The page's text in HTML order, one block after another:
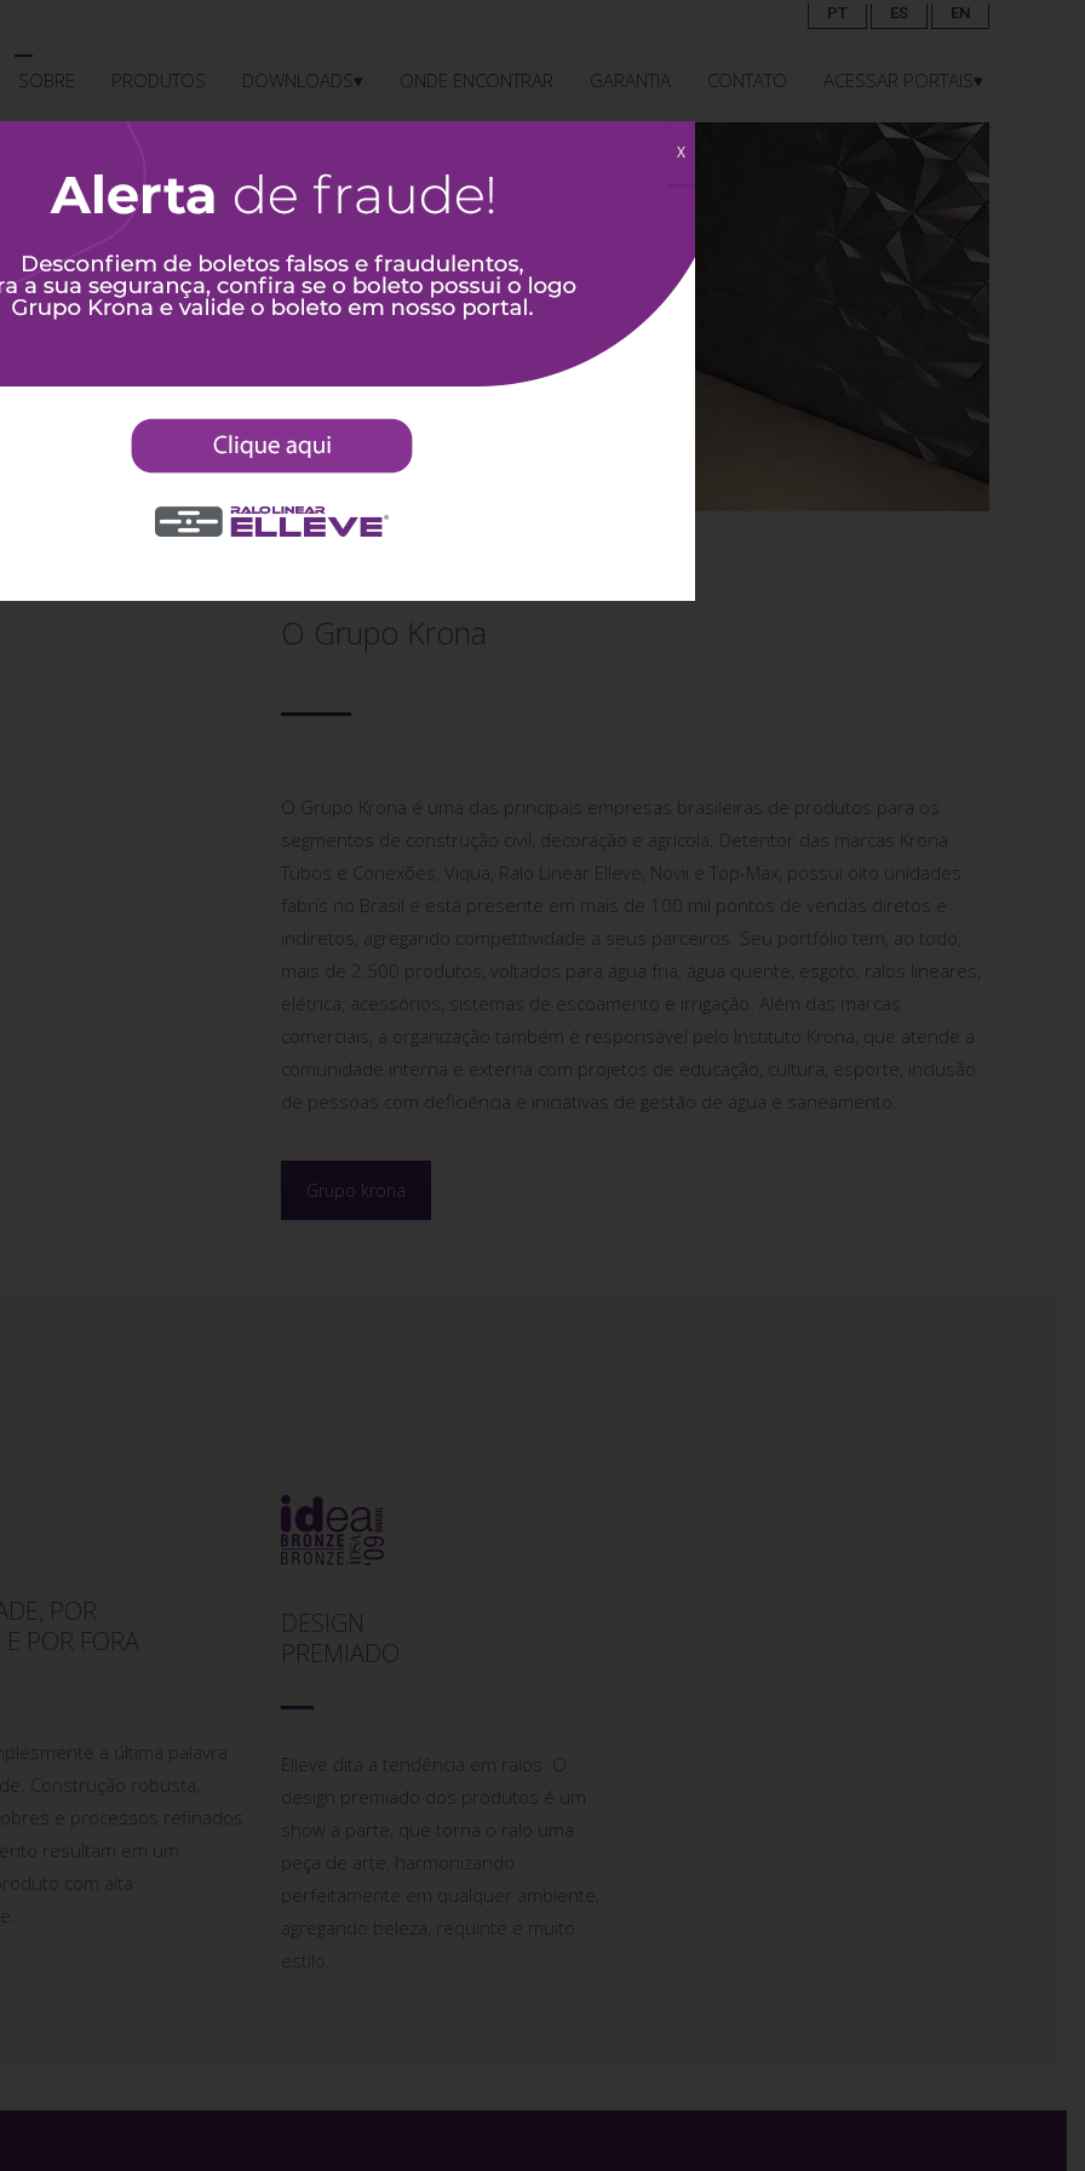
PT ES EN
SOBRE PRODUTOS DOWNLOADS▾ ONDE ENCONTRAR GARANTIA CONTATO ACESSAR PORTAIS▾
ambientes bem
aos gostos mais
esbanjando luxo e
em todos os
em ambientes.
que você merece e
O Grupo Krona
O Grupo Krona é uma das principais empresas brasileiras de produtos para os
segmentos de construção civil, decoração e agrícola. Detentor das marcas Krona
Tubos e Conexões, Viqua, Ralo Linear Elleve, Novii e Top-Max, possui oito unidades
fabris no Brasil e está presente em mais de 100 mil pontos de vendas diretos e
indiretos, agregando competitividade a seus parceiros. Seu portfólio tem, ao todo,
mais de 2.500 produtos, voltados para água fria, água quente, esgoto, ralos lineares,
elétrica, acessórios, sistemas de escoamento e irrigação. Além das marcas
comerciais, a organização também é responsável pelo Instituto Krona, que atende a
comunidade interna e externa com projetos de educação, cultura, esporte, inclusão
de pessoas com deficiência e iniciativas de gestão de água e saneamento.
Grupo krona
POR
POR FORA
a última palavra
Construção robusta,
e processos refinados
resultam em um
com alta
DESIGN
PREMIADO
Elleve dita a tendência em ralos. O
design premiado dos produtos é um
show a parte, que torna o ralo uma
peça de arte, harmonizando
perfeitamente em qualquer ambiente,
agregando beleza, requinte e muito
estilo.
X
SOBRE